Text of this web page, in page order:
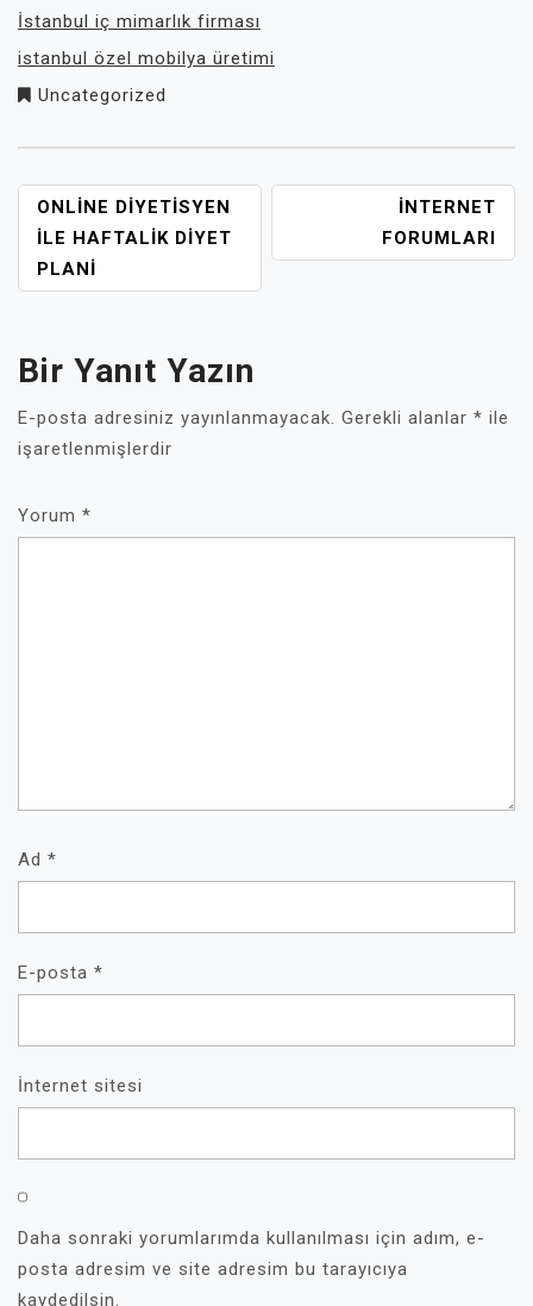
İstanbul iç mimarlık firması
istanbul özel mobilya üretimi
Uncategorized
YAZI
GEZINMESI
ONLINE DIYETISYEN
İLE HAFTALIK DIYET
PLANI
INTERNET
FORUMLARI
Bir Yanıt Yazın
E-posta adresiniz yayınlanmayacak. Gerekli alanlar * ile
işaretlenmişlerdir
Yorum *
Ad *
E-posta *
İnternet sitesi
Daha sonraki yorumlarımda kullanılması için adım, e-
posta adresim ve site adresim bu tarayıcıya
kaydedilsin.